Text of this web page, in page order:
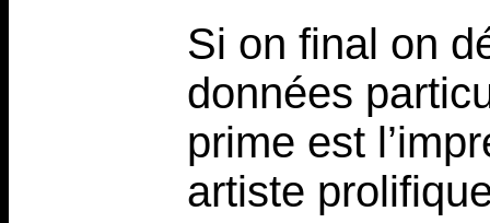
Si on final on
données
prime est
artiste